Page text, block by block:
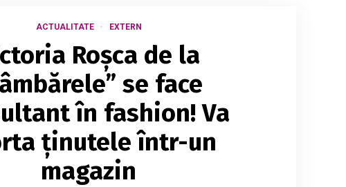
ACTUALITATE EXTERN
Roșca de la
se face
în fashion! Va
ținutele într-un
magazin